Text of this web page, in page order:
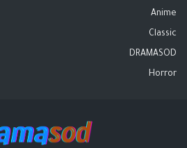
Anime
Classic
DRAMASOD
Horror